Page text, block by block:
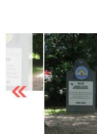
Previous